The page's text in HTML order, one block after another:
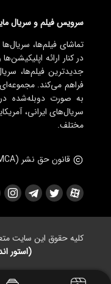
سرویس فیلم و سریال
تماشای فیلم‌ها،
در کنار ارائه
جدیدترین فیلم‌ها،
فراهم می‌کند. مجموعه‌ای
به صورت دوبله‌شده
سریال‌های ایرانی،
مختلف.
قانون حق نشر (DMCA)
کلیه حقوق این سایت
(استور